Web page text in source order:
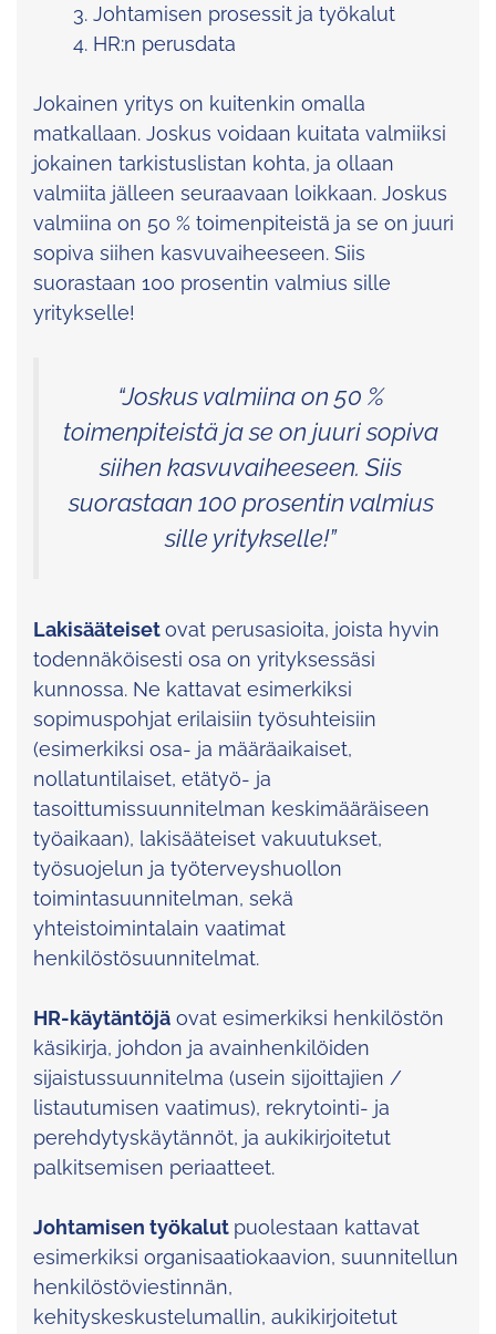
Johtamisen prosessit ja työkalut
HR:n perusdata
Jokainen yritys on kuitenkin omalla
matkallaan. Joskus voidaan kuitata valmiiksi
jokainen tarkistuslistan kohta, ja ollaan
valmiita jälleen seuraavaan loikkaan. Joskus
valmiina on 50 % toimenpiteistä ja se on juuri
sopiva siihen kasvuvaiheeseen. Siis
suorastaan 100 prosentin valmius sille
yritykselle!
“Joskus valmiina on 50 %
toimenpiteistä ja se on juuri sopiva
siihen kasvuvaiheeseen. Siis
suorastaan 100 prosentin valmius
sille yritykselle!”
Lakisääteisetovat perusasioita, joista hyvin
todennäköisesti osa on yrityksessäsi
kunnossa. Ne kattavat esimerkiksi
sopimuspohjat erilaisiin työsuhteisiin
(esimerkiksi osa- ja määräaikaiset,
nollatuntilaiset, etätyö- ja
tasoittumissuunnitelman keskimääräiseen
työaikaan), lakisääteiset vakuutukset,
työsuojelun ja työterveyshuollon
toimintasuunnitelman, sekä
yhteistoimintalain vaatimat
henkilöstösuunnitelmat.
HR-käytäntöjä ovat esimerkiksi henkilöstön
käsikirja, johdon ja avainhenkilöiden
sijaistussuunnitelma (usein sijoittajien /
listautumisen vaatimus), rekrytointi- ja
perehdytyskäytännöt, ja aukikirjoitetut
palkitsemisen periaatteet.
Johtamisen työkalut puolestaan kattavat
esimerkiksi organisaatiokaavion, suunnitellun
henkilöstöviestinnän,
kehityskeskustelumallin, aukikirjoitetut